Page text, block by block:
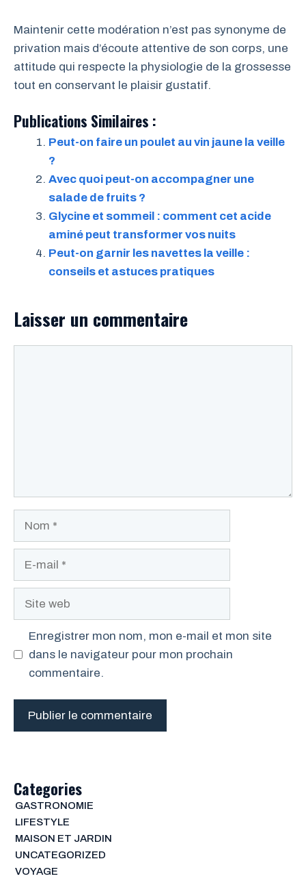
Maintenir cette modération n’est pas synonyme de
privation mais d’écoute attentive de son corps, une
attitude qui respecte la physiologie de la grossesse
tout en conservant le plaisir gustatif.
Publications Similaires :
Peut-on faire un poulet au vin jaune la veille
?
Avec quoi peut-on accompagner une
salade de fruits ?
Glycine et sommeil : comment cet acide
aminé peut transformer vos nuits
Peut-on garnir les navettes la veille :
conseils et astuces pratiques
Laisser un commentaire
Enregistrer mon nom, mon e-mail et mon site
dans le navigateur pour mon prochain
commentaire.
Categories
GASTRONOMIE
LIFESTYLE
MAISON ET JARDIN
UNCATEGORIZED
VOYAGE